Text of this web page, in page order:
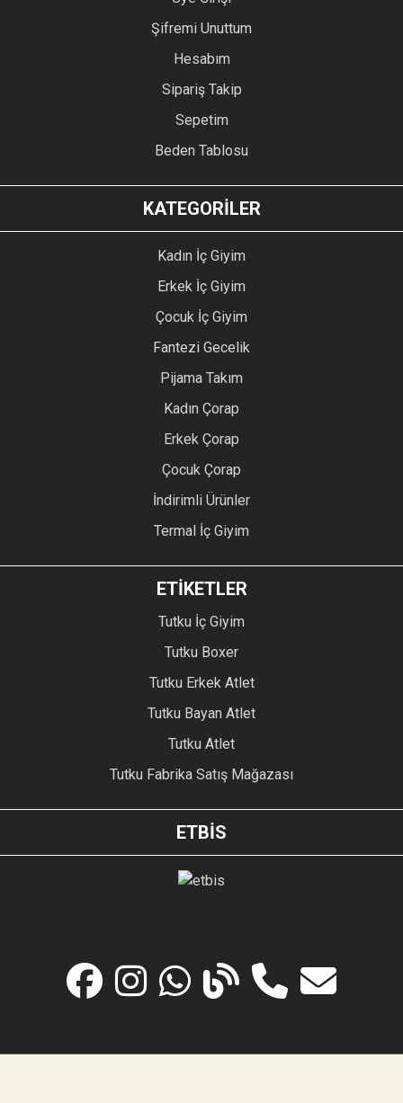
Şifremi Unuttum
Hesabım
Sipariş Takip
Sepetim
Beden Tablosu
KATEGORİLER
Kadın İç Giyim
Erkek İç Giyim
Çocuk İç Giyim
Fantezi Gecelik
Pijama Takım
Kadın Çorap
Erkek Çorap
Çocuk Çorap
İndirimli Ürünler
Termal İç Giyim
ETİKETLER
Tutku İç Giyim
Tutku Boxer
Tutku Erkek Atlet
Tutku Bayan Atlet
Tutku Atlet
Tutku Fabrika Satış Mağazası
ETBİS